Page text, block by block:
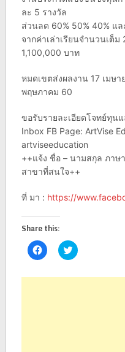
ละ 5 รางวัล
ส่วนลด 60% 50% 40% แล
จากค่าเล่าเรียนจำนวนเต็
1,100,000 บาท
หมดเขตส่งผลงาน 17 เมษ
พฤษภาคม 60
ขอรับรายละเอียดโจทย์ทุน
Inbox FB Page: ArtVise
artviseeducation
++แจ้ง ชื่อ – นามสกุล ภาษ
สาขาที่สนใจ++
ที่ มา : https://
Share this:
Click
to
Facebook
Click
to
Twitter